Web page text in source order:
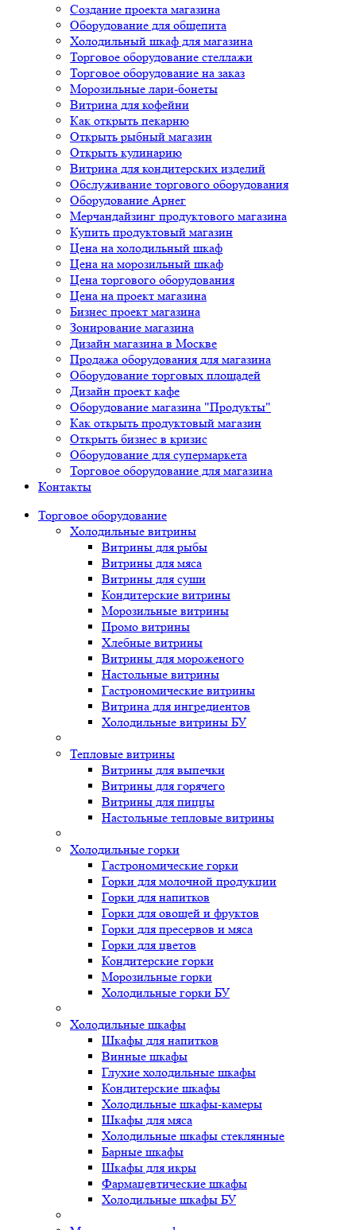
Создание проекта магазина
Оборудование для общепита
Холодильный шкаф для магазина
Торговое оборудование стеллажи
Торговое оборудование на заказ
Морозильные лари-бонеты
Витрина для кофейни
Как открыть пекарню
Открыть рыбный магазин
Открыть кулинарию
Витрина для кондитерских изделий
Обслуживание торгового оборудования
Оборудование Арнег
Мерчандайзинг продуктового магазина
Купить продуктовый магазин
Цена на холодильный шкаф
Цена на морозильный шкаф
Цена торгового оборудования
Цена на проект магазина
Бизнес проект магазина
Зонирование магазина
Дизайн магазина в Москве
Продажа оборудования для магазина
Оборудование торговых площадей
Дизайн проект кафе
Оборудование магазина "Продукты"
Как открыть продуктовый магазин
Открыть бизнес в кризис
Оборудование для супермаркета
Торговое оборудование для магазина
Контакты
Торговое оборудованиe
Холодильные витрины
Витрины для рыбы
Витрины для мяса
Витрины для суши
Кондитерские витрины
Морозильные витрины
Промо витрины
Хлебные витрины
Витрины для мороженого
Настольные витрины
Гастрономические витрины
Витрина для ингредиентов
Холодильные витрины БУ
Тепловые витрины
Витрины для выпечки
Витрины для горячего
Витрины для пиццы
Настольные тепловые витрины
Холодильные горки
Гастрономические горки
Горки для молочной продукции
Горки для напитков
Горки для овощей и фруктов
Горки для пресервов и мяса
Горки для цветов
Кондитерские горки
Морозильные горки
Холодильные горки БУ
Холодильные шкафы
Шкафы для напитков
Винные шкафы
Глухие холодильные шкафы
Кондитерские шкафы
Холодильные шкафы-камеры
Шкафы для мяса
Холодильные шкафы стеклянные
Барные шкафы
Шкафы для икры
Фармацевтические шкафы
Холодильные шкафы БУ